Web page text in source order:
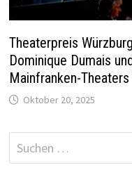
Theaterpreis
Dominique Dumais
Mainfranken-
Oktober 20, 2025
Suchen
nach: